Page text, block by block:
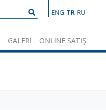
ENG TR RU
GALERİ ONLINE SATIŞ